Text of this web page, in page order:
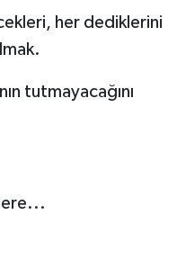
her dediklerini
tutmayacağını